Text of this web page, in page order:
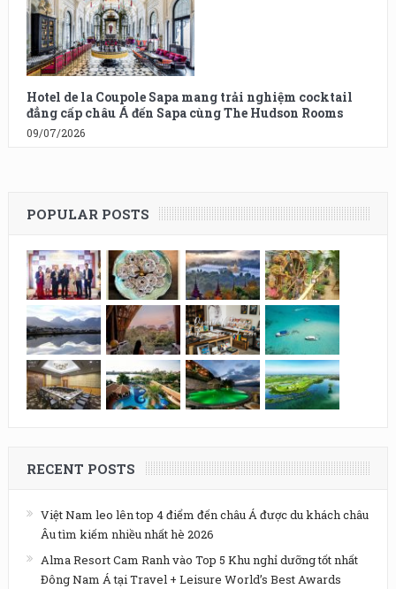
Hotel de la Coupole Sapa mang trải nghiệm cocktail
đẳng cấp châu Á đến Sapa cùng The Hudson Rooms
09/07/2026
POPULAR POSTS
RECENT POSTS
Việt Nam leo lên top 4 điểm đến châu Á được du khách châu
Âu tìm kiếm nhiều nhất hè 2026
Alma Resort Cam Ranh vào Top 5 Khu nghỉ dưỡng tốt nhất
Đông Nam Á tại Travel + Leisure World’s Best Awards